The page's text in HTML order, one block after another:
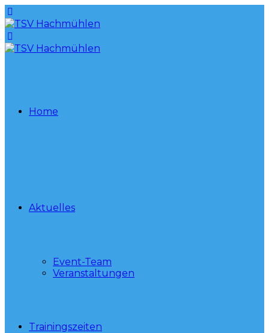
Home
Aktuelles
Event-Team
Veranstaltungen
Trainingszeiten